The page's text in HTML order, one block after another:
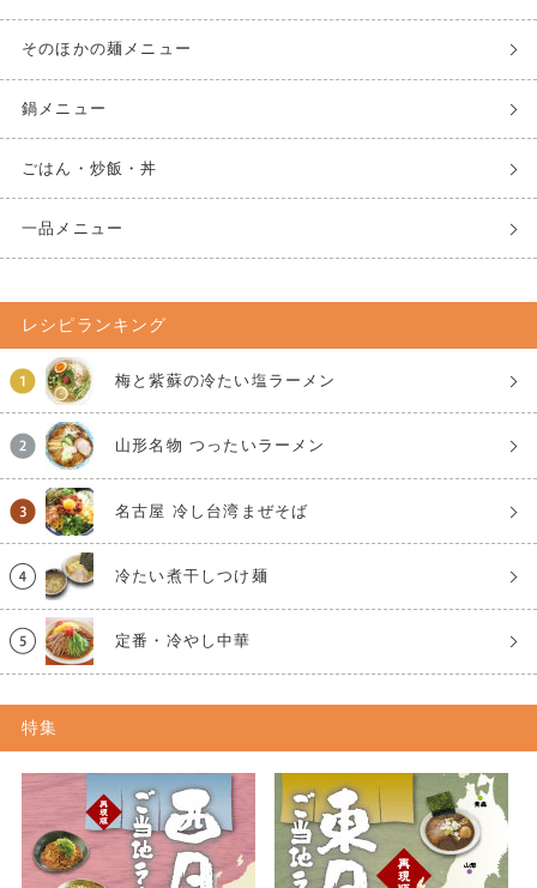
そのほかの麺メニュー
鍋メニュー
ごはん・炒飯・丼
一品メニュー
レシピランキング
梅と紫蘇の冷たい塩ラーメン
山形名物 つったいラーメン
名古屋 冷し台湾まぜそば
冷たい煮干しつけ麺
定番・冷やし中華
特集